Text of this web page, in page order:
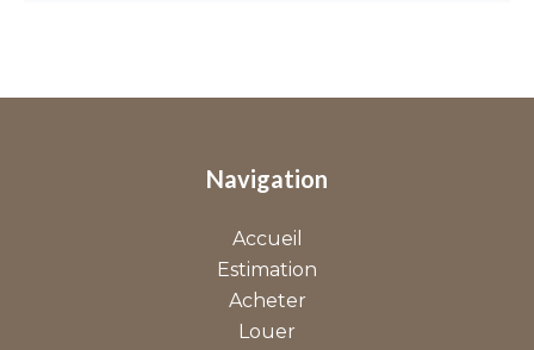
Navigation
Accueil
Estimation
Acheter
Louer